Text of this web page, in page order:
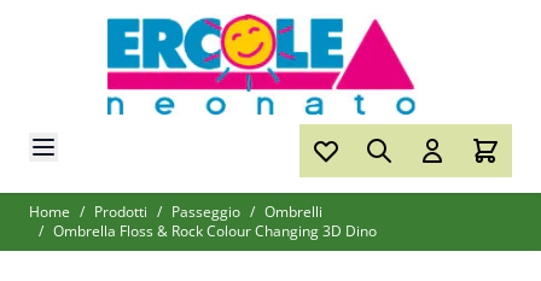
Salta al contenuto
Home / Prodotti / Passeggio / Ombrelli
/ Ombrella Floss & Rock Colour Changing 3D Dino